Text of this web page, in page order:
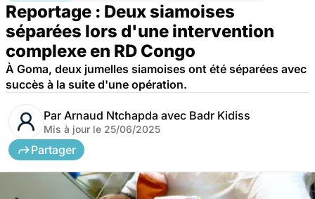
Reportage : Deux siamoises
séparées lors d'une intervention
complexe en RD Congo
À Goma, deux jumelles siamoises ont été séparées avec
succès à la suite d'une opération.
Par Arnaud Ntchapda avec Badr Kidiss
Mis à jour le 25/06/2025
Partager